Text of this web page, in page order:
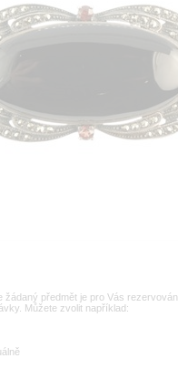
předmět je pro Vás rezervován.
Můžete zvolit například: